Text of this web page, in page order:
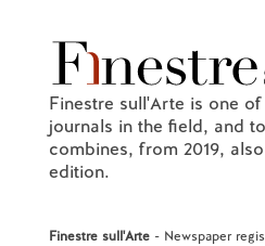
Finestre sull'Arte is one
journals in the field, and
combines, from 2019,
edition.
Finestre sull'Arte- Newspaper